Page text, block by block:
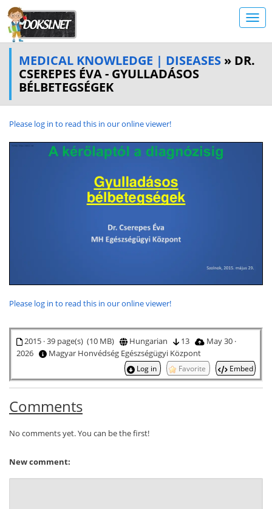
MEDICAL KNOWLEDGE | DISEASES » DR.
CSEREPES ÉVA - GYULLADÁSOS
BÉLBETEGSÉGEK
Please log in to read this in our online viewer!
Please log in to read this in our online viewer!
2015 · 39 page(s) (10 MB) Hungarian 13
May 30 ·
2026
Magyar Honvédség Egészségügyi Központ
Log in Favorite Embed
Comments
No comments yet. You can be the first!
New comment: